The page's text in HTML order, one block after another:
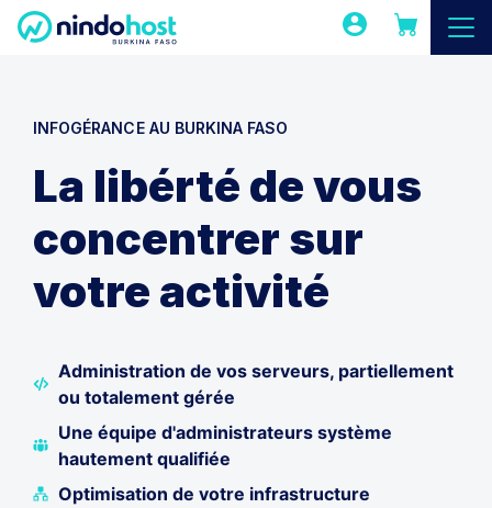
INFOGÉRANCE AU BURKINA FASO
La libérté de vous
concentrer sur
votre activité
Administration de vos serveurs, partiellement
ou totalement gérée
Une équipe d'administrateurs système
hautement qualifiée
Optimisation de votre infrastructure